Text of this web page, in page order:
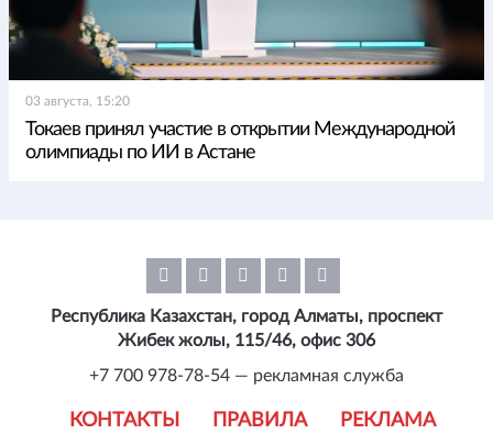
03 августа, 15:20
Токаев принял участие в открытии Международной
олимпиады по ИИ в Астане
КОНТАКТЫ ПРАВИЛА РЕКЛАМА
Республика Казахстан, город Алматы, проспект
Жибек жолы, 115/46, офис 306
+7 700 978-78-54 — рекламная служба